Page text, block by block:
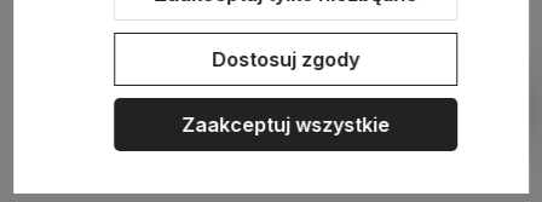
Sklep internetowy Shoper.pl Szablon Shoper Modern 3.0™
GrowCommerce
Dostosuj zgody
Zaakceptuj wszystkie